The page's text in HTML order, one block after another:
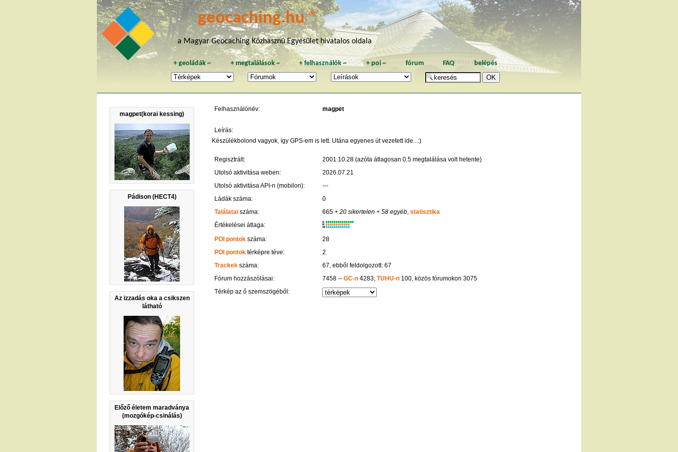
geocaching.hu ®
a Magyar Geocaching Közhasznú Egyesület hivatalos oldala
+geoládák ~ + megtalálások~ +felhasználók~ + poi~ fórum FAQ belépés
magpet(korai kessing)
Pádison (HECT4)
Az izzadás oka a csikszen
látható
Előző életem maradványa
(mozgókép-csinálás)
Felhasználónév: magpet
Leírás:
Készülékbolond vagyok, így GPS-em is lett. Utána egyenes út vezetett ide...:)
Regisztrált:
2001.10.28 (azóta átlagosan 0.5 megtalálása volt hetente)
Utolsó aktivitása weben:
2026.07.21
Utolsó aktivitása API-n (mobilon):
---
Ládák száma:
0
Találatai száma: 665+ 20 sikertelen + 58 egyéb, statisztika
Értékelései átlaga:
K
R
W
POI pontok száma:
28
POI pontok térképre téve:
2
Trackek száma:
67, ebből feldolgozott: 67
Fórum hozzászólásai:
7458 -- GC-n4283, TUHU-n100, közös fórumokon 3075
Térkép az ő szemszögéből: